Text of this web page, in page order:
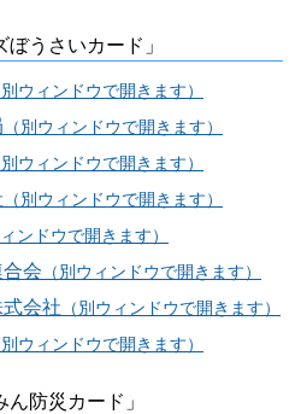
うさいカード」
別ウィンドウで開きます）
（別ウィンドウで開きます）
別ウィンドウで開きます）
（別ウィンドウで開きます）
ィンドウで開きます）
会 （別ウィンドウで開きます）
会社 （別ウィンドウで開きます）
別ウィンドウで開きます）
防災カード」